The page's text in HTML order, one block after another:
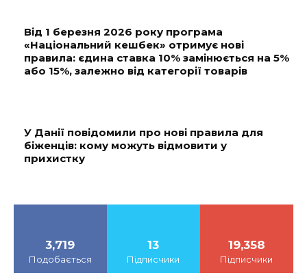
Від 1 березня 2026 року програма
«Національний кешбек» отримує нові
правила: єдина ставка 10% замінюється на 5%
або 15%, залежно від категорії товарів
У Данії повідомили про нові правила для
біженців: кому можуть відмовити у
прихистку
3,719
Подобається
13
Підписчики
19,358
Підписчики